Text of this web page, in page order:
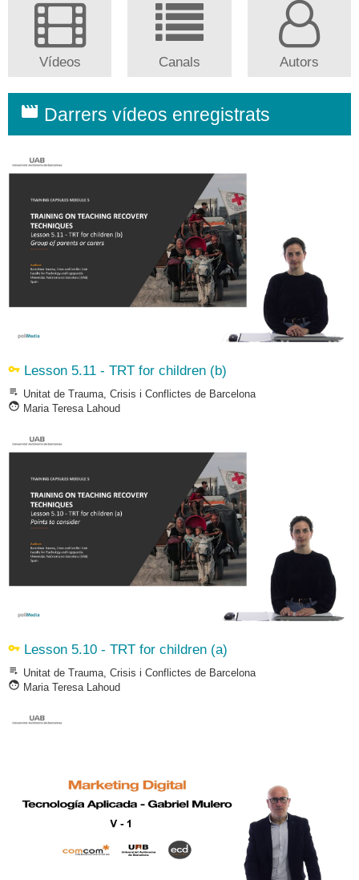
Vídeos Canals Autors
movie Darrers vídeos enregistrats
vpn_key Lesson 5.11 - TRT for children (b)
playlist_play Unitat de Trauma, Crisis i Conflictes de Barcelona
face Maria Teresa Lahoud
vpn_key Lesson 5.10 - TRT for children (a)
playlist_play Unitat de Trauma, Crisis i Conflictes de Barcelona
face Maria Teresa Lahoud